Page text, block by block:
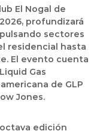
El Nogal de
profundizará
sectores
residencial hasta
El evento cuenta
Gas
de GLP
Jones.
edición